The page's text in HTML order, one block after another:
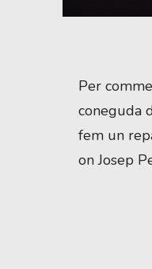
Per
coneguda
fem un
on Josep